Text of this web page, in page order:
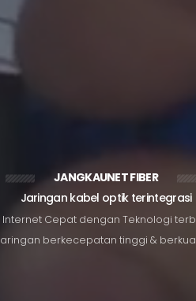
JANGKAUNET FIBER
Jaringan kabel optik terintegrasi
Internet Cepat dengan Teknologi terb
aringan berkecepatan tinggi & berkua